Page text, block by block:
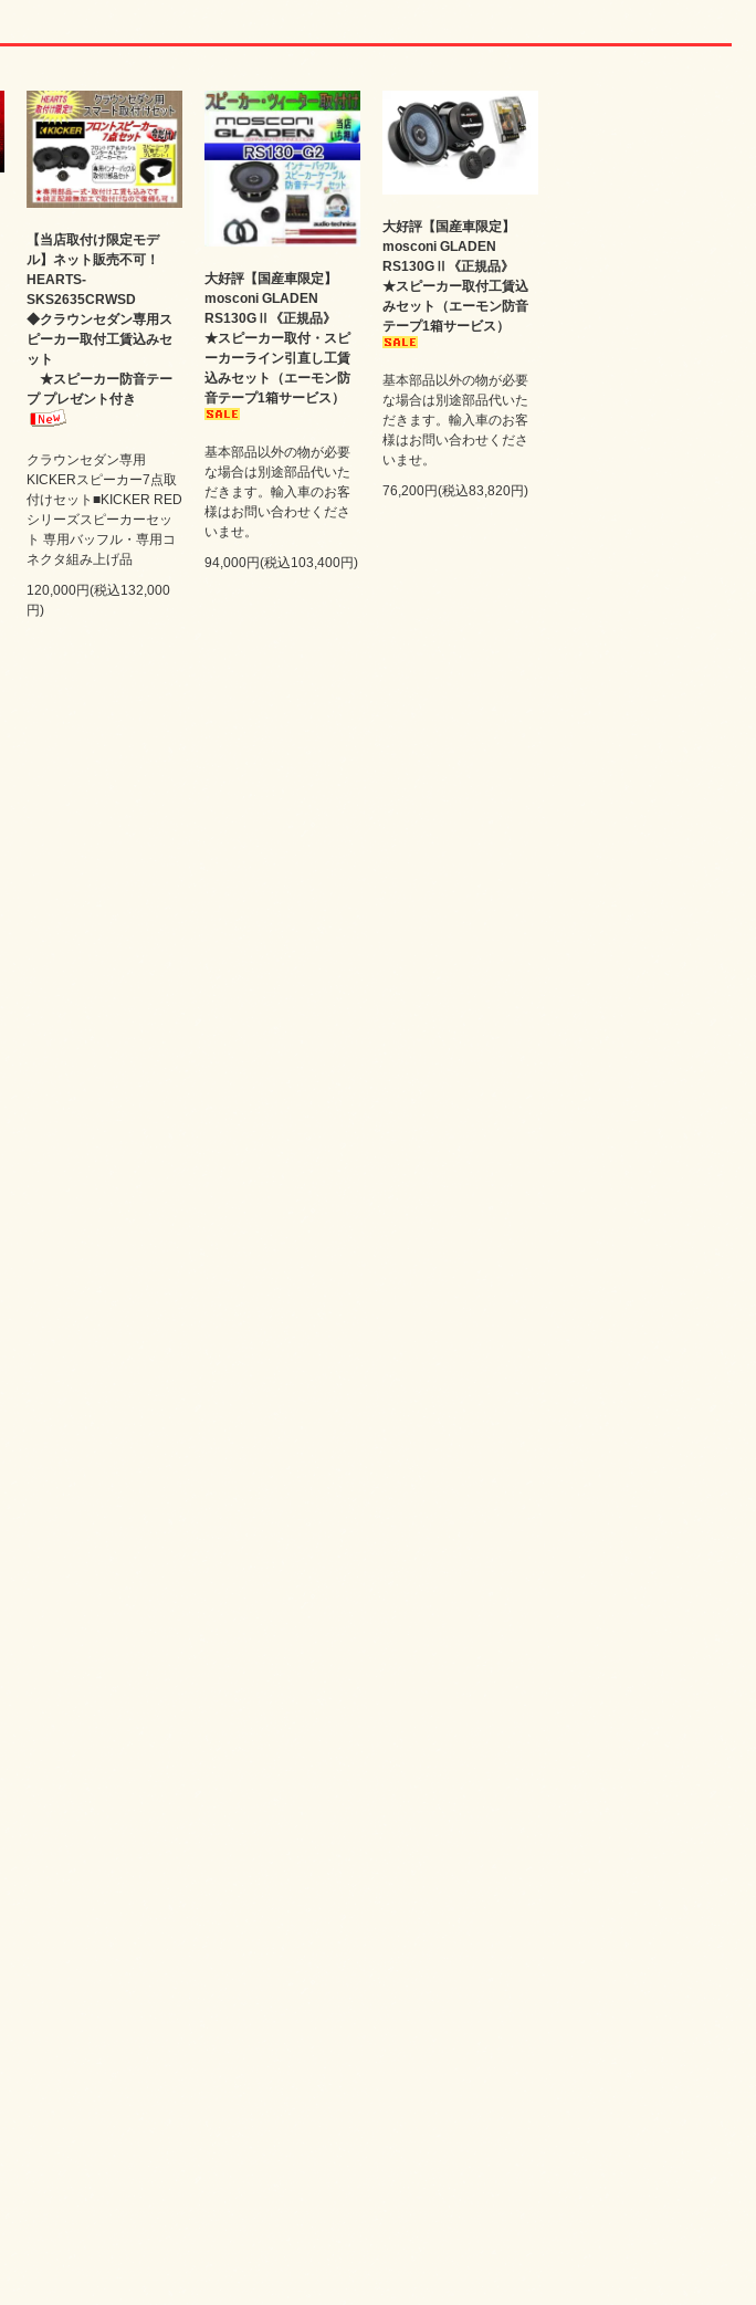
【当店取付け限定モデ
ル】ネット販売不可！
HEARTS-
SKS2635CRWSD
◆クラウンセダン専用ス
ピーカー取付工賃込みセ
ット
★スピーカー防音テー
プ プレゼント付き
クラウンセダン専用
KICKERスピーカー7点取
付けセット■KICKER RED
シリーズスピーカーセッ
ト 専用バッフル・専用コ
ネクタ組み上げ品
120,000円(税込132,000
円)
大好評【国産車限定】
mosconi GLADEN
RS130GⅡ《正規品》
★スピーカー取付・スピ
ーカーライン引直し工賃
込みセット（エーモン防
音テープ1箱サービス）
基本部品以外の物が必要
な場合は別途部品代いた
だきます。輸入車のお客
様はお問い合わせくださ
いませ。
94,000円(税込103,400円)
大好評【国産車限定】
mosconi GLADEN
RS130GⅡ《正規品》
★スピーカー取付工賃込
みセット（エーモン防音
テープ1箱サービス）
基本部品以外の物が必要
な場合は別途部品代いた
だきます。輸入車のお客
様はお問い合わせくださ
いませ。
76,200円(税込83,820円)